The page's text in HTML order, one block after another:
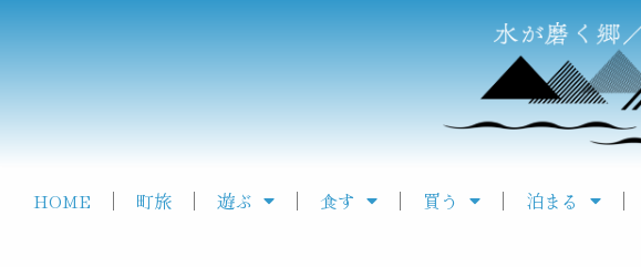
HOME 町旅 遊ぶ 食す 買う 泊まる